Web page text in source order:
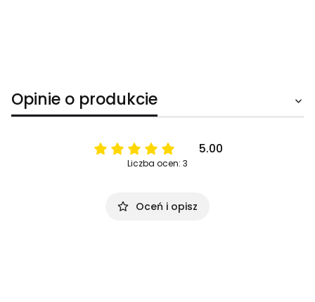
Opinie o produkcie
5.00
Liczba ocen: 3
Oceń i opisz